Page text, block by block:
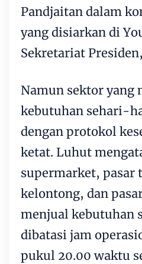
Pandjaitan dalam
yang disiarkan di
Sekretariat
Namun sektor yang
kebutuhan sehari-
dengan protokol
ketat. Luhut
supermarket, pasar
kelontong, dan
menjual kebutuhan
dibatasi jam
pukul 20.00 waktu